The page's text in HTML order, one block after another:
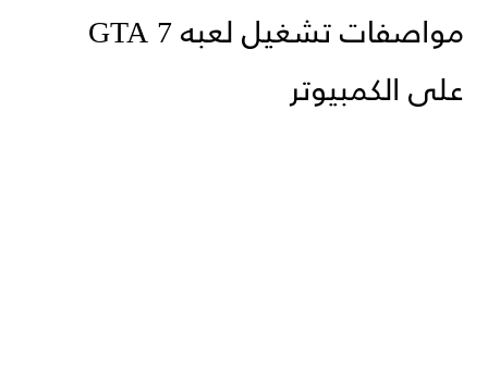
مواصفات تشغيل لعبه GTA 7
على الكمبيوتر